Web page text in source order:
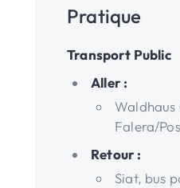
Pratique
Transport Public
Aller :
Waldhaus
Falera/
Retour :
Siat, bus